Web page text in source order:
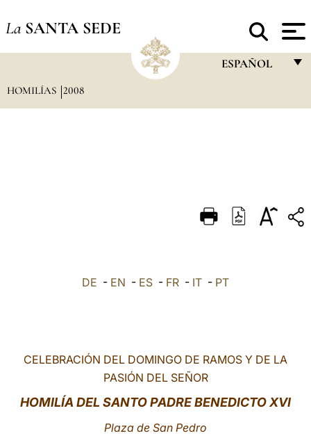
La SANTA SEDE
ESPAÑOL
DEUTSCH
العربيّة
HOMILÍAS 2008
DE - EN - ES - FR - IT - PT
CELEBRACIÓN DEL DOMINGO DE RAMOS Y DE LA
PASIÓN DEL SEÑOR
HOMILÍA DEL SANTO PADRE BENEDICTO XVI
Plaza de San Pedro